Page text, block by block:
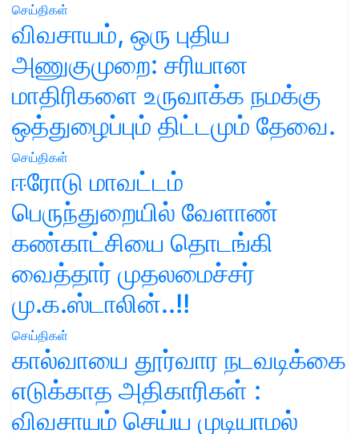
செய்திகள்
விவசாயம், ஒரு புதிய
அணுகுமுறை: சரியான
மாதிரிகளை உருவாக்க நமக்கு
ஒத்துழைப்பும் திட்டமும் தேவை.
செய்திகள்
ஈரோடு மாவட்டம்
பெருந்துறையில் வேளாண்
கண்காட்சியை தொடங்கி
வைத்தார் முதலமைச்சர்
மு.க.ஸ்டாலின்..!!
செய்திகள்
கால்வாயை தூர்வார நடவடிக்கை
எடுக்காத அதிகாரிகள் :
விவசாயம் செய்ய முடியாமல்